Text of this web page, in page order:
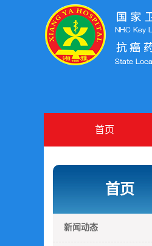
首页
首页
新闻动态